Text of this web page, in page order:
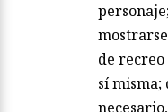
de
sí misma;